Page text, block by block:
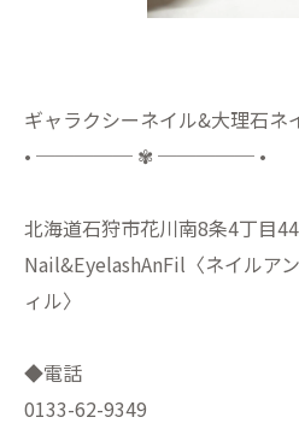
ギャラクシーネイル&大理石ネ
• ───── ✾ ───── •
北海道石狩市花川南8条4丁目
Nail&EyelashAnFil〈ネイルア
ィル〉
◆電話
0133-62-9349